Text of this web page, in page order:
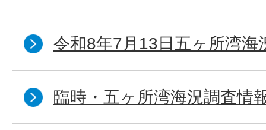
令和8年7月13日五ヶ所湾海
臨時・五ヶ所湾海況調査情